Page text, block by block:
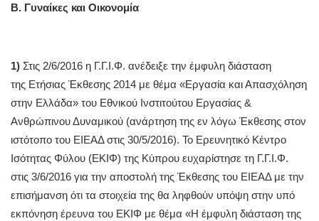
Β. Γυναίκες και Οικονομία
1) Στις 2/6/2016 η Γ.Γ.Ι.Φ. ανέδειξε την έμφυλη διάσταση
της Ετήσιας Έκθεσης 2014 με θέμα «Εργασία και Απασχόληση
στην Ελλάδα» του Εθνικού Ινστιτούτου Εργασίας &
Ανθρώπινου Δυναμικού (ανάρτηση της εν λόγω Έκθεσης στον
ιστότοπο του ΕΙΕΑΔ στις 30/5/2016). Το Ερευνητικό Κέντρο
Ισότητας Φύλου (ΕΚΙΦ) της Κύπρου ευχαρίστησε τη Γ.Γ.Ι.Φ.
στις 3/6/2016 για την αποστολή της Έκθεσης του ΕΙΕΑΔ με την
επισήμανση ότι τα στοιχεία της θα ληφθούν υπόψη στην υπό
εκπόνηση έρευνα του ΕΚΙΦ με θέμα «Η έμφυλη διάσταση της